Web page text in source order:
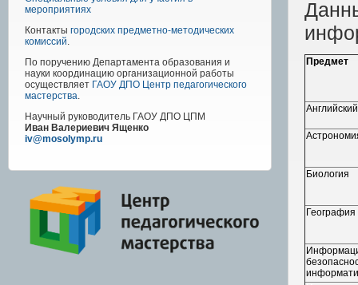
мероприятиях
Контакты городских предметно-методических
комиссий.
По поручению Департамента образования и
науки координацию организационной работы
осуществляет ГАОУ ДПО Центр педагогического
мастерства.
Научный руководитель ГАОУ ДПО ЦПМ
Иван Валериевич Ященко
iv@mosolymp.ru
Предмет
Биология
География